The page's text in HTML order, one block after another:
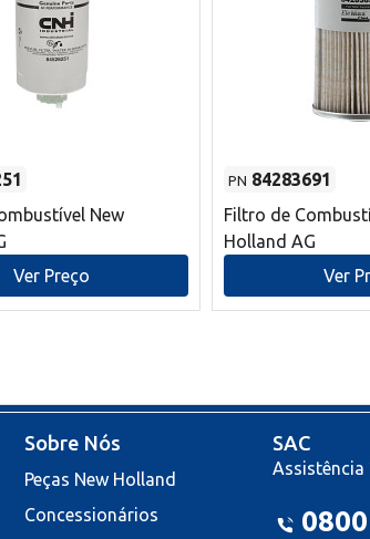
New
Ver Preço
PN 84283691
Filtro de
Holland AG
Ver
Sobre Nós
Peças New Holland
Concessionários
SAC
Assistência